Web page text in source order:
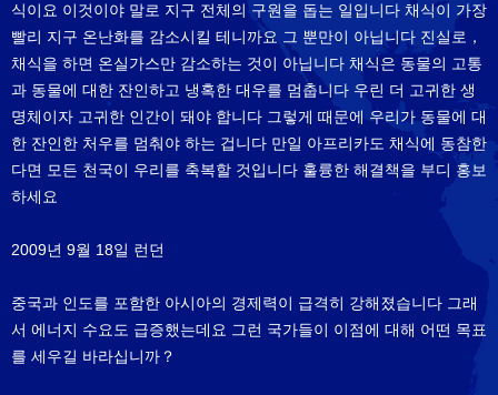
식이요 이것이야 말로 지구 전체의 구원을 돕는 일입니다 채식이 가장
빨리 지구 온난화를 감소시킬 테니까요 그 뿐만이 아닙니다 진실로，
채식을 하면 온실가스만 감소하는 것이 아닙니다 채식은 동물의 고통
과 동물에 대한 잔인하고 냉혹한 대우를 멈춥니다 우린 더 고귀한 생
명체이자 고귀한 인간이 돼야 합니다 그렇게 때문에 우리가 동물에 대
한 잔인한 처우를 멈춰야 하는 겁니다 만일 아프리카도 채식에 동참한
다면 모든 천국이 우리를 축복할 것입니다 훌륭한 해결책을 부디 홍보
하세요
2009년 9월 18일 런던
중국과 인도를 포함한 아시아의 경제력이 급격히 강해졌습니다 그래
서 에너지 수요도 급증했는데요 그런 국가들이 이점에 대해 어떤 목표
를 세우길 바라십니까？